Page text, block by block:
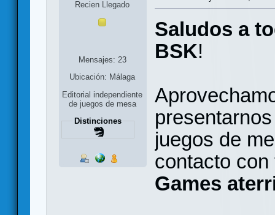
Recien Llegado
Mensajes: 23
Ubicación: Málaga
Editorial independiente
de juegos de mesa
Distinciones
Saludos a
BSK!
juegos de
contacto
Games